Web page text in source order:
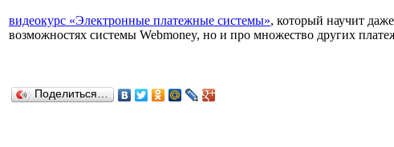
видеокурс «Электронные платежные системы», который научит
возможностях системы Webmoney, но и про множество других
Поделиться…